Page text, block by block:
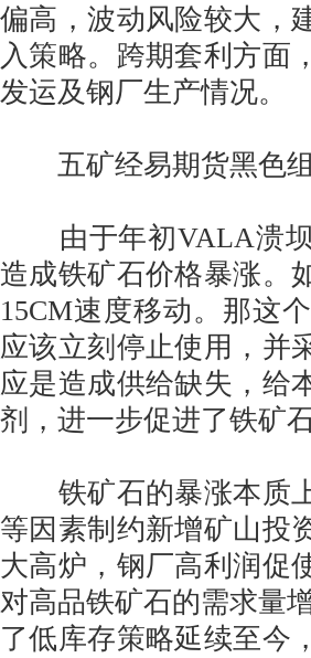
偏高，波动风险较大，
入策略。跨期套利方面
发运及钢厂生产情况。
五矿经易期货黑色组
由于年初VALA溃坝
造成铁矿石价格暴涨。
15CM速度移动。那这
应该立刻停止使用，并
应是造成供给缺失，给
剂，进一步促进了铁矿石
铁矿石的暴涨本质上
等因素制约新增矿山投
大高炉，钢厂高利润促
对高品铁矿石的需求量
了低库存策略延续至今